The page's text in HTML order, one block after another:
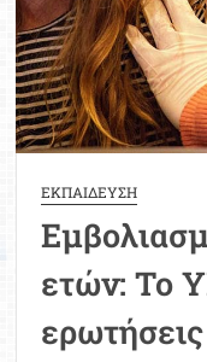
ερωτήσεις
γονέων
ΕΚΠΑΙΔΕΥΣΗ
ετών: Το